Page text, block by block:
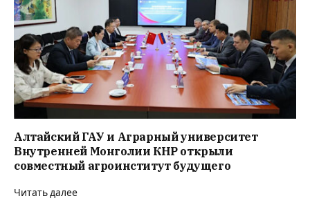
Алтайский ГАУ и Аграрный университет
Внутренней Монголии КНР открыли
совместный агроинститут будущего
Читать далее